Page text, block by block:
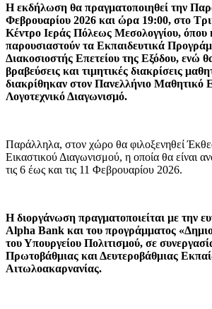
Η εκδήλωση θα πραγματοποιηθεί την
Φεβρουαρίου 2026 και ώρα 19:00, στο
Κέντρο Ιεράς Πόλεως Μεσολογγίου, όπου
παρουσιαστούν τα Εκπαιδευτικά
Διακοσιοστής Επετείου της Εξόδου, ενώ
βραβεύσεις και τιμητικές διακρίσεις
διακρίθηκαν στον Πανελλήνιο Μαθητικό
Λογοτεχνικό Διαγωνισμό.
Παράλληλα, στον χώρο θα φιλοξενηθεί
Εικαστικού Διαγωνισμού, η οποία θα είναι
τις 6 έως και τις 11 Φεβρουαρίου 2026.
Η διοργάνωση πραγματοποιείται με την
Alpha Bank και του προγράμματος
του Υπουργείου Πολιτισμού, σε
Πρωτοβάθμιας και Δευτεροβάθμιας
Αιτωλοακαρνανίας.